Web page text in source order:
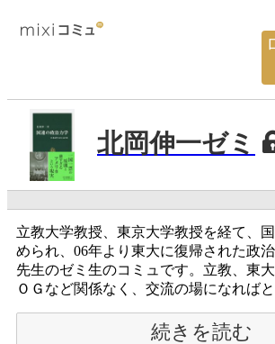
北岡伸一ゼミ
立教大学教授、東京大学教授を経て、
められ、06年より東大に復帰された政
先生のゼミ生のコミュです。立教、東大
ＯＧなど関係なく、交流の場になれば
続きを読む